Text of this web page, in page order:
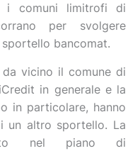
i comuni limitrofi di
per svolgere
bancomat.
vicino il comune di
in generale e la
in particolare, hanno
un altro sportello. La
nel piano di